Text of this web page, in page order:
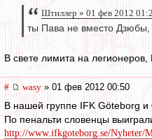
Штиллер » 01 фев 2012
ты Пава не вместо
В свете лимита на
# wasy » 01 фев 2012 00:50
В нашей группе IFK Göteborg и
По пенальти словенцы
http://www.ifkgoteborg.se/Nyheter/